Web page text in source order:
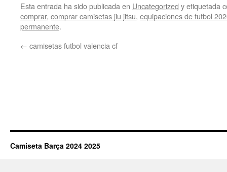
Esta entrada ha sido publicada en Uncategorized y etiquetada
comprar, comprar camisetas jiu jitsu, equipaciones de futbol
permanente.
← camisetas futbol valencia cf
Camiseta Barça 2024 2025